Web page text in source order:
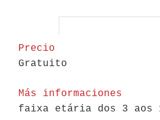
Precio
Gratuito
Más informaciones
faixa etária dos 3 aos